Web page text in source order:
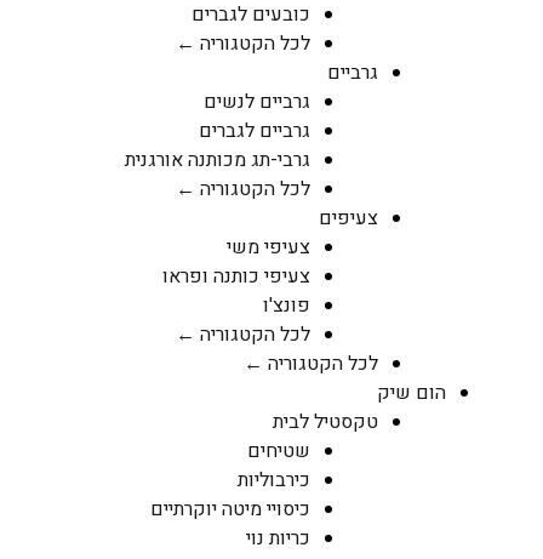
כובעים לגברים
לכל הקטגוריה ←
גרביים
גרביים לנשים
גרביים לגברים
גרבי-תג מכותנה אורגנית
לכל הקטגוריה ←
צעיפים
צעיפי משי
צעיפי כותנה ופראו
פונצ'ו
לכל הקטגוריה ←
לכל הקטגוריה ←
הום שיק
טקסטיל לבית
שטיחים
כירבוליות
כיסויי מיטה יוקרתיים
כריות נוי